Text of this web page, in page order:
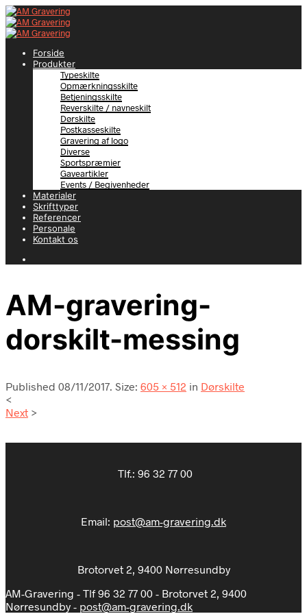
Forside
Produkter
Typeskilte
Opmærkningsskilte
Betjeningsskilte
Reverskilte / navneskilt
Dørskilte
Postkasseskilte
Gravering af logo
Diverse
Sportspræmier
Gaveartikler
Events / Begivenheder
Materialer
Skrifttyper
Referencer
Personale
Kontakt os
AM-gravering-
dorskilt-messing
Published 08/11/2017. Size: 605 × 512 in Dørskilte
<
Next >
Tlf.: 96 32 77 00
Email: post@am-gravering.dk
Brotorvet 2, 9400 Nørresundby
AM-Gravering - Tlf 96 32 77 00 - Brotorvet 2, 9400
Nørresundby - post@am-gravering.dk